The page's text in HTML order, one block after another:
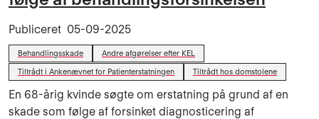
Publiceret 05-09-2025
Behandlingsskade
Andre afgørelser efter KEL
Tiltrådt i Ankenævnet for Patienterstatningen
Tiltrådt hos domstolene
En 68-årig kvinde søgte om erstatning på grund af en
skade som følge af forsinket diagnosticering af